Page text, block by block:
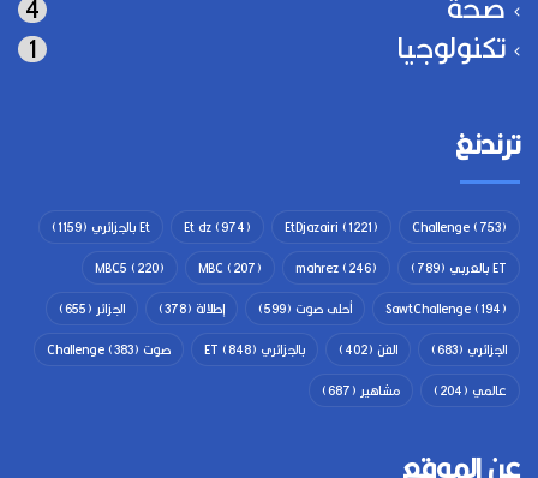
تكنولوجيا 1
ترندنغ
Challenge(753)
EtDjazairi (1221)
Et dz(974) Et بالجزائري
(1159)
ET بالعربي
(789)
mahrez(246)
MBC(207)
MBC5 (220)
SawtChallenge(194) أحلى صوت (599) إطلالة (378) الجزائر (655)
الجزائري (683) الفن (402) بالجزائري ET (848) صوت Challenge (383)
عالمي (204) مشاهير (687)
عن الموقع